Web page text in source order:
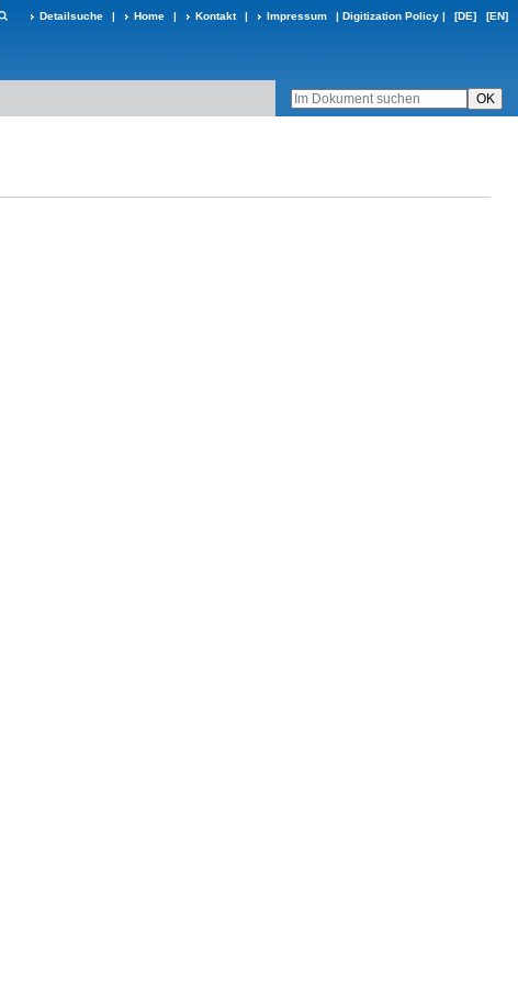
Detailsuche | Home | Kontakt | Impressum | Digitization Policy | [DE] [EN]